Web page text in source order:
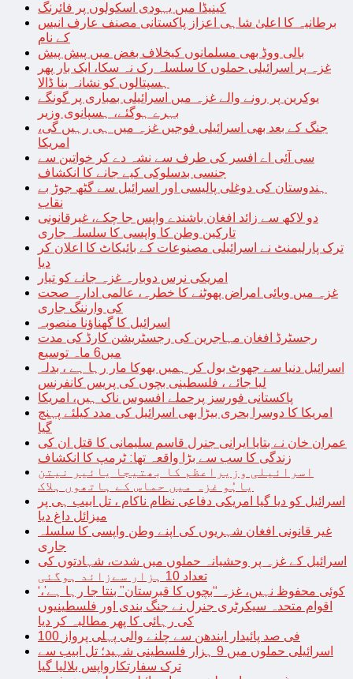
کینیڈا میں یہودی اسکولوں پر فائرنگ
برطانیہ کا اعلیٰ شاہی اعزاز پاکستانی مصنف عارف انیس
کے نام
بالی ووڈ بھی مسلمانوں کیخلاف بغض میں پیش پیش
غزہ پر اسرائیلی حملوں کا سلسلہ رک نہ سکا، ایک بار پھر
ہسپتالوں کو نشانہ بنا ڈالا
یوکرین پر رونے والے غزہ میں اسرائیلی بمباری پر گونگے
بہرے ہوگئے، ہسپانوی وزیر
جنگ کے بعد بھی اسرائیلی فوجیں غزہ میں ہی رہیں گی،
امریکا
سی آئی اے افسر کی طرف سے نشہ دے کر خواتین سے
جنسی بدسلوکی کیے جانے کا انکشاف
ہندوستان کی دوغلی پالیسی اور اسرائیل سے گٹھ جوڑ بے
نقاب
دو لاکھ سے زائد افغان باشندے واپس جا چکے، غیرقانونی
تارکین وطن کا واپسی کا سلسلہ جاری
ترک پارلیمنٹ نے اسرائیلی مصنوعات کے بائیکاٹ کا اعلان کر
دیا
امریکی نرس دوبارہ غزہ جانے کو تیار
غزہ میں وبائی امراض پھوٹنے کا خطرہ، عالمی ادارہ صحت
کی وارننگ جاری
اسرائیل کا گھناؤنا منصوبہ
رجسٹرڈ افغان مہاجرین کی رجسٹریشن کارڈ کی مدت
میں6 ماہ توسیع
اسرائیل دنیا سے جھوٹ بول کر ہمیں بھوکا مار رہا ہے ، بدلہ
لیا جائے ، فلسطینی بچوں کی پریس کانفرنس
پاکستانی فورسز پرحملے افسوس ناک ہیں، امریکا
امریکا کا دوسرا بحری بیڑا بھی اسرائیل کی مدد کیلئے پہنچ
گیا
عمران خان نے بتایا ایرانی جنرل قاسم سلیمانی کا قتل ان کی
زندگی کا سب سے بڑا واقعہ تھا: ٹرمپ کا انکشاف
اسرائیلی وزیراعظم کا بھتیجا یائیر نیتن
یاہُو غزہ میں حماس کے ہاتھوں ہلاک
اسرائیل کو دیا گیا امریکی دفاعی نظام ناکام ، تل ابیب ہی پر
میزائل داغ دیا
غیر قانونی افغان شہریوں کی اپنے وطن واپسی کا سلسلہ
جاری
اسرائیل کے غزہ پر وحشیانہ حملوں میں شدت، شہادتوں کی
تعداد 10 ہزار سےزائد ہوگئی
‘کوئی محفوظ نہیں، غزہ “بچوں کا قبرستان” بنتا جا رہا ہے’،
اقوام متحدہ سیکرٹری جنرل نے جنگ بندی اور فلسطینیوں
کی رہائی کا پھر مطالبہ کر دیا
100 فی صد پائیدار ایندھن سے چلنے والی پہلی پرواز
اسرائیلی حملوں میں 9 ہزار فلسطینی شہید؛ تل ابیب سے
ترک سفارتکارواپس بلالیا گیا